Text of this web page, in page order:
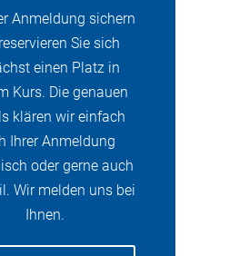
Anmeldung sichern
Sie sich
einen Platz in
Kurs. Die genauen
klären wir einfach
Ihrer Anmeldung
oder gerne auch
Wir melden uns bei
Ihnen.